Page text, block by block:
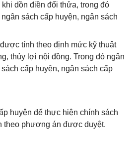
dồn điền đổi thửa, trong đó
sách cấp huyện, ngân sách
tính theo định mức kỹ thuật
thủy lợi nội đồng. Trong đó ngân
cấp huyện, ngân sách cấp
huyện để thực hiện chính sách
theo phương án được duyệt.